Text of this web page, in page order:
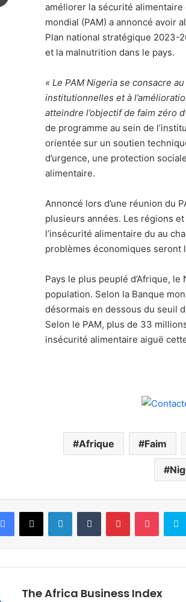
améliorer la sécurité
mondial (PAM) a annoncé avoir
Plan national stratégique 2023-
et la malnutrition dans le pays.
« Le PAM Nigeria se consacre
institutionnelles et à
atteindre l’objectif de faim zéro
de programme au sein de
orientée sur un soutien
d’urgence, une protection
alimentaire.
Annoncé lors d’une réunion du
plusieurs années. Les régions
l’insécurité alimentaire du au
problèmes économiques seront
Pays le plus peuplé d’Afrique,
population. Selon la Banque
désormais en dessous du seuil
Selon le PAM, plus de 33
insécurité alimentaire aiguë
Afrique Faim
Facebook
X LinkedinTumblr PinterestPocket
The Africa Business Index